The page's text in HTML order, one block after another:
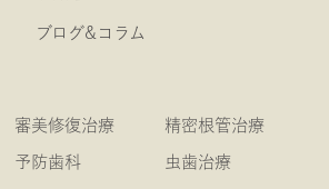
ブログ&コラム
審美修復治療 精密根管治療
予防歯科 虫歯治療